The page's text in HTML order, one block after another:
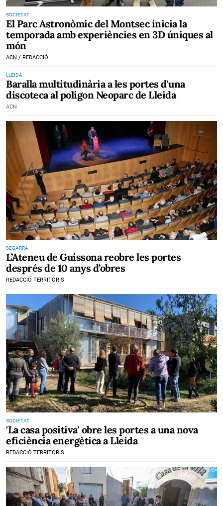
SOCIETAT
El Parc Astronòmic del Montsec inicia la
temporada amb experiències en 3D úniques al
món
ACN / REDACCIÓ
LLEIDA
Baralla multitudinària a les portes d'una
discoteca al polígon Neoparc de Lleida
ACN
SEGARRA
L’Ateneu de Guissona reobre les portes
després de 10 anys d’obres
REDACCIÓ TERRITORIS
SOCIETAT
'La casa positiva' obre les portes a una nova
eficiència energètica a Lleida
REDACCIÓ TERRITORIS